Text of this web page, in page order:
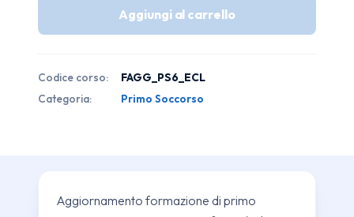
formazione
A
quantità
Aggiungi al carrello
Codice corso:
FAGG_PS6_ECL
Categoria:
Primo Soccorso
Aggiornamento formazione di primo